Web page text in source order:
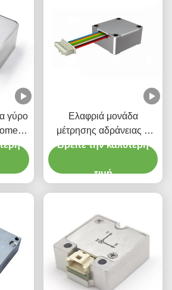
γύρο
Ελαφριά μονάδα
μέτρησης αδράνειας 6
αξόνων Γυροσκόπιο
Βρείτε την καλύτερη
τιμή